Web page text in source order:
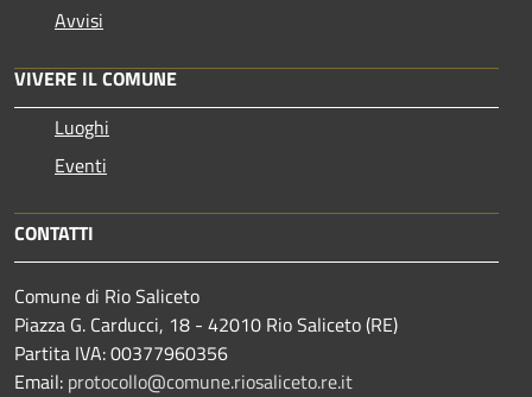
Avvisi
VIVERE IL COMUNE
Luoghi
Eventi
CONTATTI
Comune di Rio Saliceto
Piazza G. Carducci, 18 - 42010 Rio Saliceto (RE)
Partita IVA: 00377960356
Email: protocollo@comune.riosaliceto.re.it